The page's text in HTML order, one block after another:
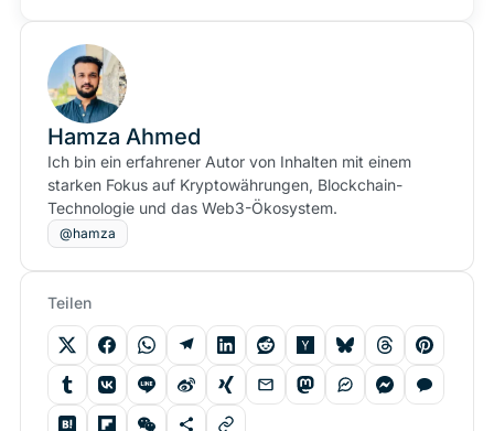
Hamza Ahmed
Ich bin ein erfahrener Autor von Inhalten mit einem
starken Fokus auf Kryptowährungen, Blockchain-
Technologie und das Web3-Ökosystem.
@hamza
Teilen